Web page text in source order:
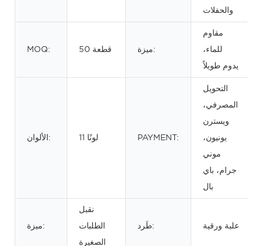
والحفلات
MOQ: 50 قطعة ميزة:
مقاوم
للماء،
يدوم طويلاً
الألوان: 11 لونًا PAYMENT:
التحويل
المصرفي،
ويسترن
يونيون،
موني
جرام، باي
بال
ميزة:
نقبل
الطلبات
الصغيرة
طَرد: علبة ورقية